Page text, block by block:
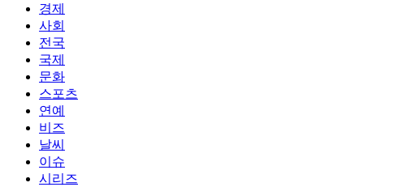
경제
사회
전국
국제
문화
스포츠
연예
비즈
날씨
이슈
시리즈